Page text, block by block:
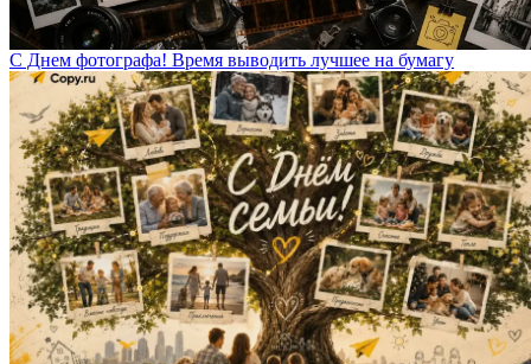
С Днем фотографа! Время выводить лучшее на бумагу